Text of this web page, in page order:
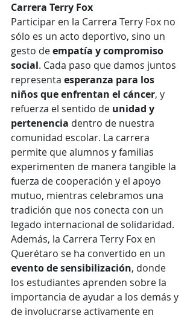
Carrera Terry Fox
Participar en la Carrera Terry Fox no
sólo es un acto deportivo, sino un
gesto de empatía y compromiso
social. Cada paso que damos juntos
representa esperanza para los
niños que enfrentan el cáncer, y
refuerza el sentido de unidad y
pertenencia dentro de nuestra
comunidad escolar. La carrera
permite que alumnos y familias
experimenten de manera tangible la
fuerza de cooperación y el apoyo
mutuo, mientras celebramos una
tradición que nos conecta con un
legado internacional de solidaridad.
Además, la Carrera Terry Fox en
Querétaro se ha convertido en un
evento de sensibilización, donde
los estudiantes aprenden sobre la
importancia de ayudar a los demás y
de involucrarse activamente en